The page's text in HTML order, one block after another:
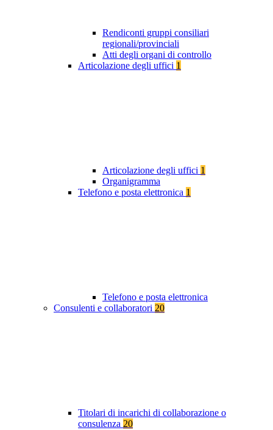
Rendiconti gruppi consiliari
regionali/provinciali
Atti degli organi di controllo
Articolazione degli uffici 1
Articolazione degli uffici 1
Organigramma
Telefono e posta elettronica 1
Telefono e posta elettronica
Consulenti e collaboratori 20
Titolari di incarichi di collaborazione o
consulenza 20